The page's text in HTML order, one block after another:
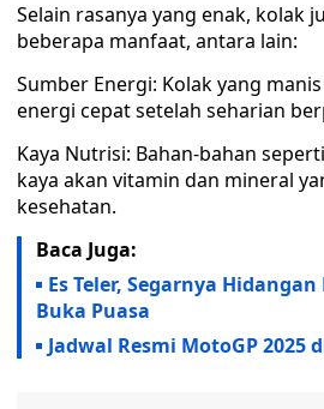
Selain rasanya yang enak, kolak
beberapa manfaat, antara lain:
Sumber Energi: Kolak yang
energi cepat setelah seharian
Kaya Nutrisi: Bahan-bahan
kaya akan vitamin dan mineral
kesehatan.
Baca Juga:
Es Teler, Segarnya
Buka Puasa
Jadwal Resmi MotoGP 2025